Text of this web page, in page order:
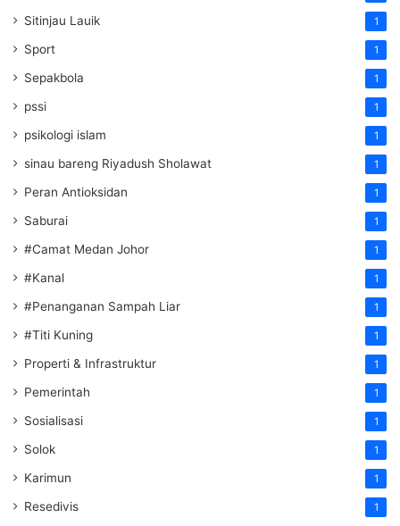
Sitinjau Lauik 1
Sport 1
Sepakbola 1
pssi 1
psikologi islam 1
sinau bareng Riyadush Sholawat 1
Peran Antioksidan 1
Saburai 1
#Camat Medan Johor 1
#Kanal 1
#Penanganan Sampah Liar 1
#Titi Kuning 1
Properti & Infrastruktur 1
Pemerintah 1
Sosialisasi 1
Solok 1
Karimun 1
Resedivis 1